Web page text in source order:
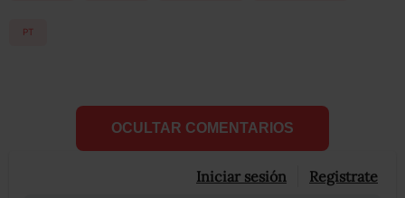
PT
OCULTAR COMENTARIOS
Iniciar sesión Registrate